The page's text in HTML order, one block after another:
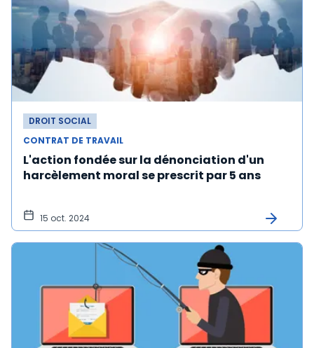
DROIT SOCIAL
CONTRAT DE TRAVAIL
L'action fondée sur la dénonciation d'un
harcèlement moral se prescrit par 5 ans
15 oct. 2024